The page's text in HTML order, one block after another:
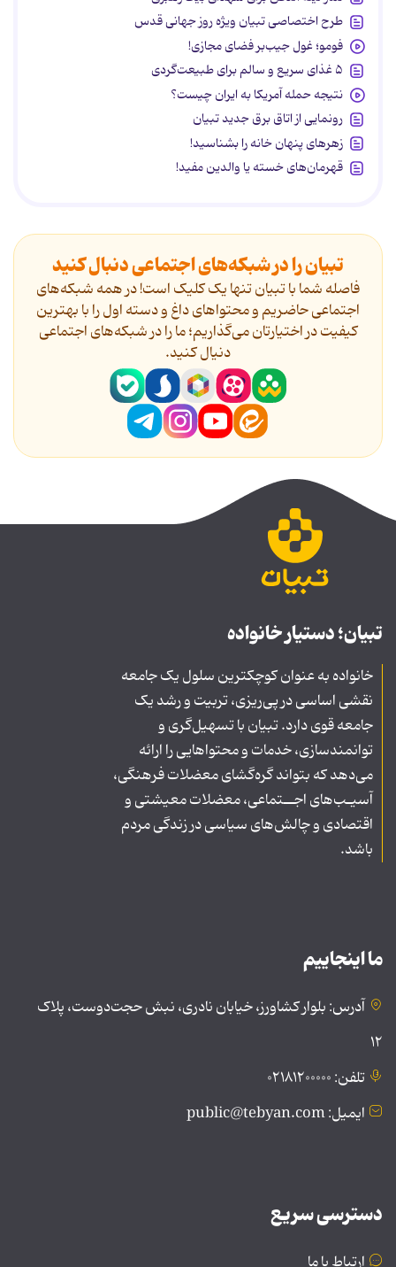
طرح اختصاصی تبیان ویژه روز جهانی قدس
فومو؛ غول جیب‌بر فضای مجازی!
۵ غذای سریع و سالم برای طبیعت‌گردی
نتیجه حمله آمریکا به ایران چیست؟
رونمایی از اتاق برق جدید تبیان
زهرهای پنهان خانه را بشناسید!
قهرمان‌های خسته یا والدین مفید!
تبیان را در شبکه‌های اجتماعی دنبال کنید
فاصله شما با تبیان تنها یک کلیک است! در همه شبکه‌های
اجتماعی حاضریم و محتواهای داغ و دسته اول را با بهترین
کیفیت در اختیارتان می‌گذاریم؛ ما را در شبکه‌های اجتماعی
دنیال کنید.
تبیان؛ دستیار خانواده
خانواده به عنوان کوچکترین سلول یک جامعه
نقشی اساسی در پی‌ریزی، تربیت و رشد یک
جامعه قوی دارد. تبیان با تسهیل‌گری و
توانمندسازی، خدمات و محتواهایی را ارائه
می‌دهد که بتواند گره‌گشای معضلات فرهنگی،
آسیـب‌های اجــتماعی، معضلات معیشتی و
اقتصادی و چالش‌های سیاسی در زندگی مردم
باشد.
ما اینجاییم
آدرس: بلوار کشاورز، خیابان نادری، نبش حجت‌دوست، پلاک
۱۲
تلفن: ۰۲۱۸۱۲۰۰۰۰۰
ایمیل: public@tebyan.com
دسترسی سریع